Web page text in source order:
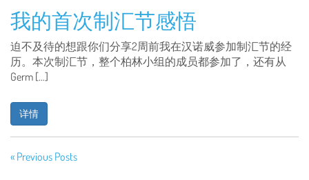
我的首次制汇节感悟
迫不及待的想跟你们分享2周前我在汉诺威参加制汇节的经
历。本次制汇节，整个柏林小组的成员都参加了，还有从
Germ […]
详情
« Previous Posts